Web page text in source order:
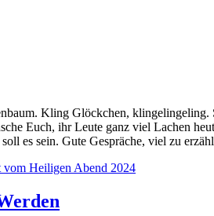
Kling Glöckchen,
Euch, ihr Leute ganz viel Lachen
es sein. Gute Gespräche, viel zu
vom Heiligen Abend 2024